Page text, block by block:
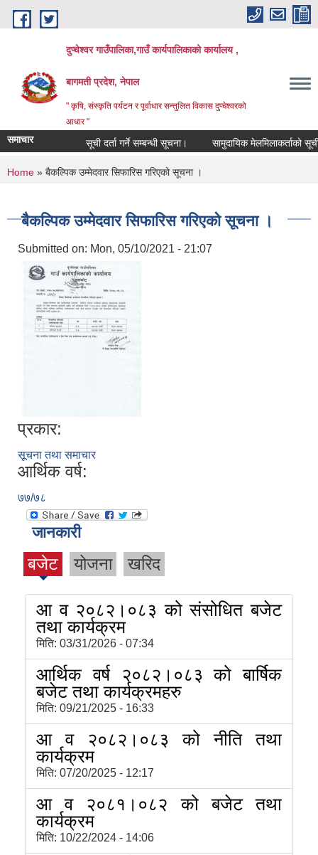
Skip to main content
दुप्चेश्वर गाउँपालिका,गाउँ कार्यपालिकाको कार्यालय ,
बागमती प्रदेश, नेपाल
" कृषि, संस्कृति पर्यटन र पूर्वाधार सन्तुलित विकास दुप्चेश्वरको
आधार "
समाचार सूची दर्ता गर्ने सम्बन्धी सूचना। सामुदायिक मेलमिलाकर्ताको सूची
You are here
Home » बैकल्पिक उम्मेदवार सिफारिस गरिएको सूचना ।
बैकल्पिक उम्मेदवार सिफारिस गरिएको सूचना ।
Submitted on: Mon, 05/10/2021 - 21:07
प्रकार:
सूचना तथा समाचार
आर्थिक वर्ष:
७७/७८
जानकारी
बजेट योजना खरिद
आ व २०८२।०८३ को संसोधित बजेट
तथा कार्यक्रम
मिति: 03/31/2026 - 07:34
आर्थिक वर्ष २०८२।०८३ को बार्षिक
बजेट तथा कार्यक्रमहरु
मिति: 09/21/2025 - 16:33
आ व २०८२।०८३ को नीति तथा
कार्यक्रम
मिति: 07/20/2025 - 12:17
आ व २०८१।०८२ को बजेट तथा
कार्यक्रम
मिति: 10/22/2024 - 14:06